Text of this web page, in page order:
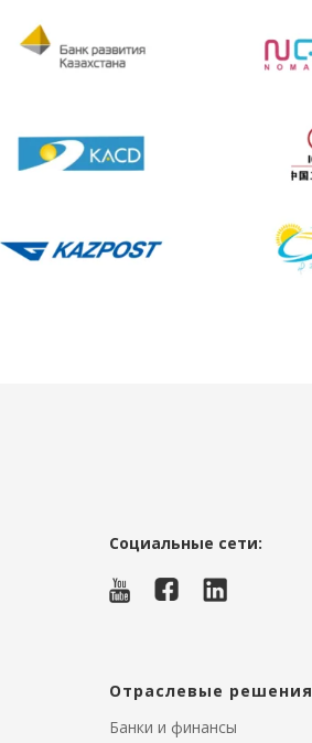
Отраслевые решения
Банки и финансы
Социальные сети: